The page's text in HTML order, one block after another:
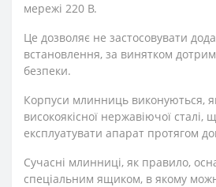
мережі 220 В.
Це дозволяє не застосовувати
встановлення, за винятком
безпеки.
Корпуси млинниць виконуються,
високоякісної нержавіючої сталі,
експлуатувати апарат протягом
Сучасні млинниці, як правило,
спеціальним ящиком, в якому